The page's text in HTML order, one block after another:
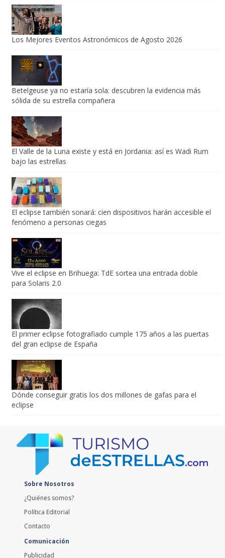
Los Mejores Eventos Astronómicos de Agosto 2026
Betelgeuse ya no estaría sola: descubren la evidencia más
sólida de su estrella compañera
El Valle de la Luna existe y está en Jordania: así es Wadi Rum
bajo las estrellas
El eclipse también sonará: cien dispositivos harán accesible el
fenómeno a personas ciegas
Vive el eclipse en Brihuega: TdE sortea una entrada doble
para Solaris 2.0
El primer eclipse fotografiado cumple 175 años a las puertas
del gran eclipse de España
Dónde conseguir gratis los dos millones de gafas para el
eclipse
Sobre Nosotros
¿Quiénes somos?
Política Editorial
Contacto
Comunicación
Publicidad